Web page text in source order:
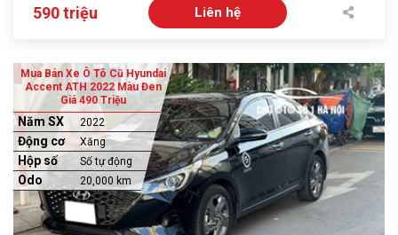
590 triệu Liên hệ
Mua Bán Xe Ô Tô Cũ Hyundai
Accent ATH 2022 Màu Đen
Giá 490 Triệu
Năm SX 2022
Động cơ Xăng
Hộp số Số tự động
Odo 20,000 km